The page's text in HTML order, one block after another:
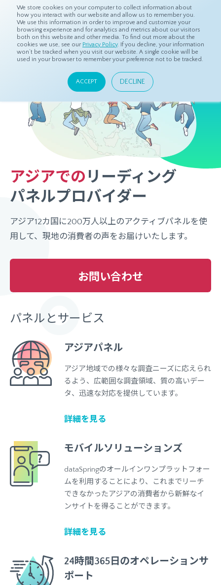
We store cookies on your computer to collect information about
how you interact with our website and allow us to remember you.
We use this information in order to improve and customize your
browsing experience and for analytics and metrics about our visitors
both on this website and other media. To find out more about the
cookies we use, see our Privacy Policy. If you decline, your information
won’t be tracked when you visit our website. A single cookie will be
used in your browser to remember your preference not to be tracked.
ACCEPT DECLINE
アジアでの リーディング
パネルプロバイダー
アジア12カ国に200万人以上のアクティブパネルを使
用して、現地の消費者の声をお届けいたします。
お問い合わせ
パネルとサービス
アジアパネル
アジア地域での様々な調査ニーズに応えられ
るよう、広範囲な調査領域、質の高いデー
タ、迅速な対応を提供しています。
詳細を見る
モバイルソリューションズ
dataSpringのオールインワンプラットフォー
ムを利用することにより、これまでリーチ
できなかったアジアの消費者から新鮮なイ
ンサイトを得ることができます。
詳細を見る
24時間365日のオペレーションサ
ポート